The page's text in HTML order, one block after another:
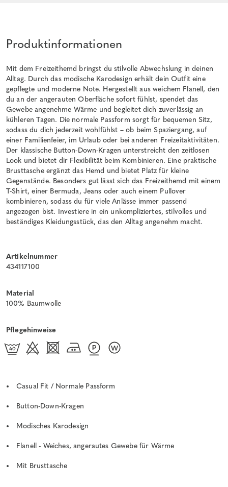
Produktinformationen
Mit dem Freizeithemd bringst du stilvolle Abwechslung in deinen
Alltag. Durch das modische Karodesign erhält dein Outfit eine
gepflegte und moderne Note. Hergestellt aus weichem Flanell, den
du an der angerauten Oberfläche sofort fühlst, spendet das
Gewebe angenehme Wärme und begleitet dich zuverlässig an
kühleren Tagen. Die normale Passform sorgt für bequemen Sitz,
sodass du dich jederzeit wohlfühlst – ob beim Spaziergang, auf
einer Familienfeier, im Urlaub oder bei anderen Freizeitaktivitäten.
Der klassische Button-Down-Kragen unterstreicht den zeitlosen
Look und bietet dir Flexibilität beim Kombinieren. Eine praktische
Brusttasche ergänzt das Hemd und bietet Platz für kleine
Gegenstände. Besonders gut lässt sich das Freizeithemd mit einem
T-Shirt, einer Bermuda, Jeans oder auch einem Pullover
kombinieren, sodass du für viele Anlässe immer passend
angezogen bist. Investiere in ein unkompliziertes, stilvolles und
beständiges Kleidungsstück, das den Alltag angenehm macht.
Artikelnummer
434117100
Material
100% Baumwolle
Pflegehinweise
Casual Fit / Normale Passform
Button-Down-Kragen
Modisches Karodesign
Flanell - Weiches, angerautes Gewebe für Wärme
Mit Brusttasche